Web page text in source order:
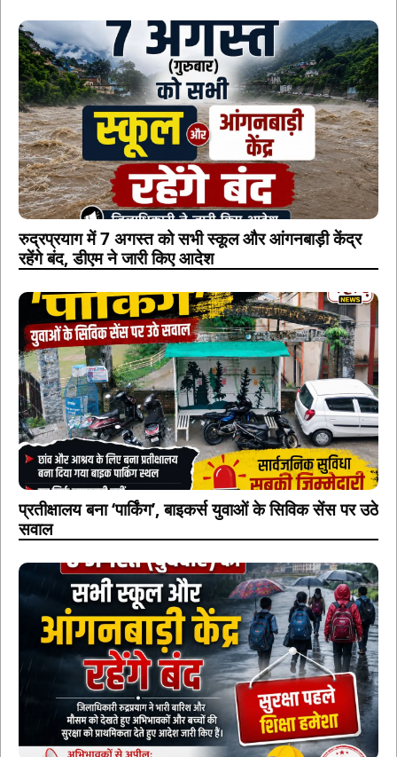
रुद्रप्रयाग में 7 अगस्त को सभी स्कूल और आंगनबाड़ी केंद्र
रहेंगे बंद, डीएम ने जारी किए आदेश
प्रतीक्षालय बना ‘पार्किंग’, बाइकर्स युवाओं के सिविक सेंस पर उठे
सवाल